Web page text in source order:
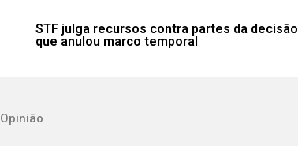
STF julga recursos contra partes da decisão
que anulou marco temporal
Opinião